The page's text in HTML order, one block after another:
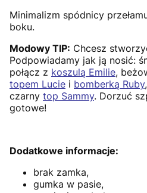
Minimalizm spódnicy
boku.
Modowy TIP: Chcesz
Podpowiadamy jak ją nosić:
połącz z koszulą Emilie,
topem Lucie i bomberką Ruby
czarny top Sammy. Dorzuć
gotowe!
Dodatkowe informacje:
brak zamka,
gumka w pasie,